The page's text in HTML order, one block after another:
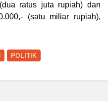
ratus juta rupiah) dan
(satu miliar rupiah),
POLITIK